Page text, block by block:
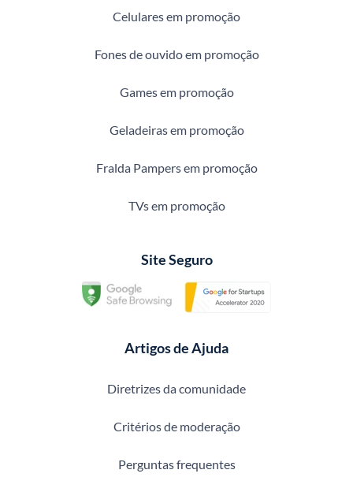
Celulares em promoção
Fones de ouvido em promoção
Games em promoção
Geladeiras em promoção
Fralda Pampers em promoção
TVs em promoção
Site Seguro
Artigos de Ajuda
Diretrizes da comunidade
Critérios de moderação
Perguntas frequentes